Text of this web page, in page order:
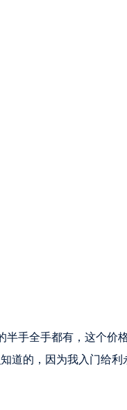
半手全手都有，这个价
道的，因为我入门给利